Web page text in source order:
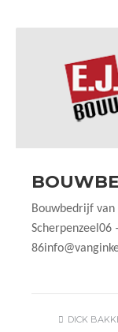
Bouwbedrijf van
Scherpenzeel06
DICK